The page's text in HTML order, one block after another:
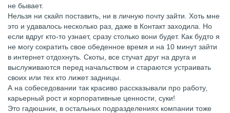
не бывает.
Нельзя ни скайп поставить, ни в личную почту зайти. Хоть мне
это и удавалось несколько раз, даже в Контакт заходила. Но
если вдруг кто-то узнает, сразу столько вони будет. Как будто я
не могу сократить свое обеденное время и на 10 минут зайти
в интернет отдохнуть. Скоты, все стучат друг на друга и
выслуживаются перед начальством и стараются устраивать
своих или тех кто лижет задницы.
А на собеседовании так красиво рассказывали про работу,
карьерный рост и корпоративные ценности, суки!
Это гадюшник, в остальных подразделениях компании тоже